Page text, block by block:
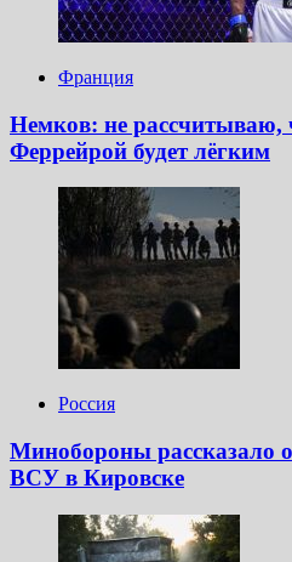
Франция
Немков: не рассчитываю,
Феррейрой будет лёгким
Россия
Минобороны рассказало
ВСУ в Кировске